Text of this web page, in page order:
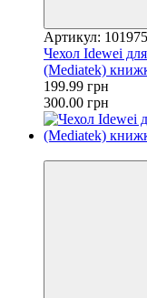
Артикул:
Чехол Idewei
(Mediatek)
199.99 грн
300.00 грн